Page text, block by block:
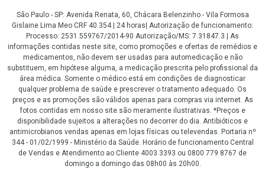
São Paulo - SP: Avenida Renata, 60, Chácara Belenzinho - Vila Formosa
Gislaine Lima Meo CRF 40.354 | 24 horas| Autorização de funcionamento:
Processo: 2531.559767/2014-90 Autorização/MS: 7.31847.3 | As
informações contidas neste site, como promoções e ofertas de remédios e
medicamentos, não devem ser usadas para automedicação e não
substituem, em hipótese alguma, a medicação prescrita pelo profissional da
área médica. Somente o médico está em condições de diagnosticar
qualquer problema de saúde e prescrever o tratamento adequado. Os
preços e as promoções são válidos apenas para compras via internet. As
fotos contidas em nosso site são meramente ilustrativas. *Preços e
disponibilidade sujeitos a alterações no decorrer do dia. Antibióticos e
antimicrobianos vendas apenas em lojas físicas ou televendas. Portaria nº
344 - 01/02/1999 - Ministério da Saúde. Horário de funcionamento Central
de Vendas e Atendimento ao Cliente 4003 3393 ou 0800 779 8767 de
domingo a domingo das 08h00 às 20h00.